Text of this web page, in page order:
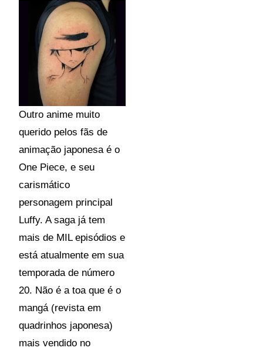
Outro anime muito
querido pelos fãs de
animação japonesa é o
One Piece, e seu
carismático
personagem principal
Luffy. A saga já tem
mais de MIL episódios e
está atualmente em sua
temporada de número
20. Não é a toa que é o
mangá (revista em
quadrinhos japonesa)
mais vendido no